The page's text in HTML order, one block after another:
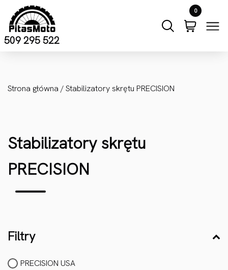
Przejdź do treści
509 295 522
0
Strona główna / Stabilizatory skrętu PRECISION
Stabilizatory skrętu
PRECISION
Filtry
PRECISION USA